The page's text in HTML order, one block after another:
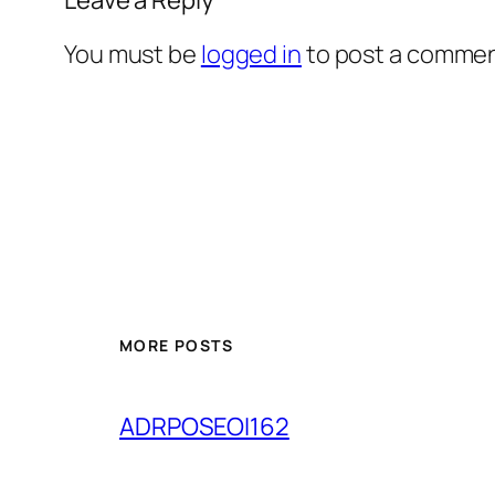
You must be logged into post a
MORE POSTS
ADRPOSEOI162